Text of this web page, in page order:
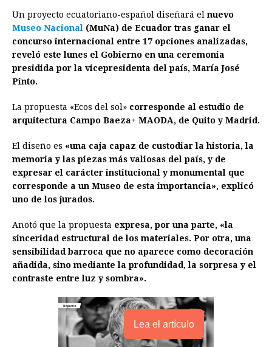
c
e
b
o
k
s
s
e
n
e
a
t
s
A
p
r
e
a
d
n
t
e
r
s
n
k
e
d
n
a
l
i
n
t
y
k
Un proyecto ecuatoriano-español diseñará elnuevo
Museo Nacional (MuNa) de Ecuador tras ganar el
concurso internacional entre 17 opciones analizadas,
reveló este lunes el Gobierno en una ceremonia
presidida por la vicepresidenta del país, María José
Pinto.
La propuesta «Ecos del sol» corresponde al estudio de
arquitectura Campo Baeza+ MAODA, de Quito y Madrid.
El diseño es «una caja capaz de custodiar la historia, la
memoria y las piezas más valiosas del país, y de
expresar el carácter institucional y monumental que
corresponde a un Museo de esta importancia», explicó
uno de los jurados.
Anotó que la propuesta expresa, por una parte, «la
sinceridad estructural de los materiales. Por otra, una
sensibilidad barroca que no aparece como decoración
añadida, sino mediante la profundidad, la sorpresa y el
contraste entre luz y sombra».
Lea el artículo